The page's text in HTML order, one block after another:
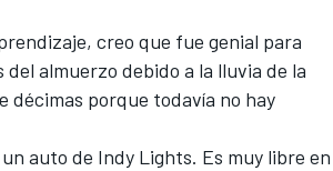
creo que fue genial para
almuerzo debido a la lluvia de la
décimas porque todavía no hay
auto de Indy Lights. Es muy libre en